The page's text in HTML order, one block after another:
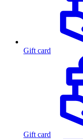
Gift card
Gift card